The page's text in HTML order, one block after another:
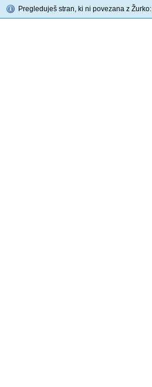
Pregleduješ stran, ki ni povezana z Žurko: